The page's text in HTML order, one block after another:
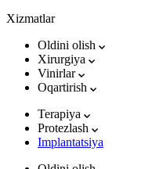
Xizmatlar
Oldini olish
Xirurgiya
Vinirlar
Oqartirish
Terapiya
Protezlash
Implantatsiya